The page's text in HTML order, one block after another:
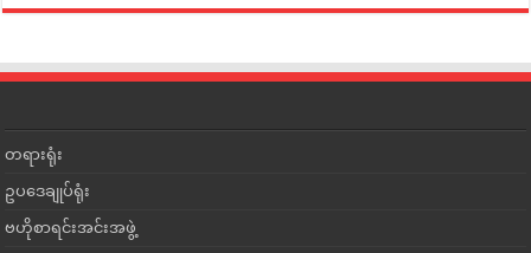
တရားရုံး
ဥပဒေချုပ်ရုံး
ဗဟိုစာရင်းအင်းအဖွဲ့